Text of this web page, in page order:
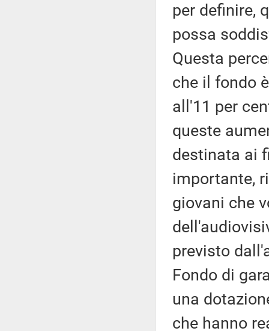
per definire,
possa
Questa
che il fondo
all'11 per
queste
destinata ai
importante,
giovani che
previsto
Fondo di
una
che hanno